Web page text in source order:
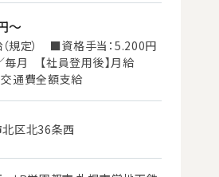
〜
規定） ■資格手当：5.200円
月 【社員登用後】月給
通費全額支給
区北36条西